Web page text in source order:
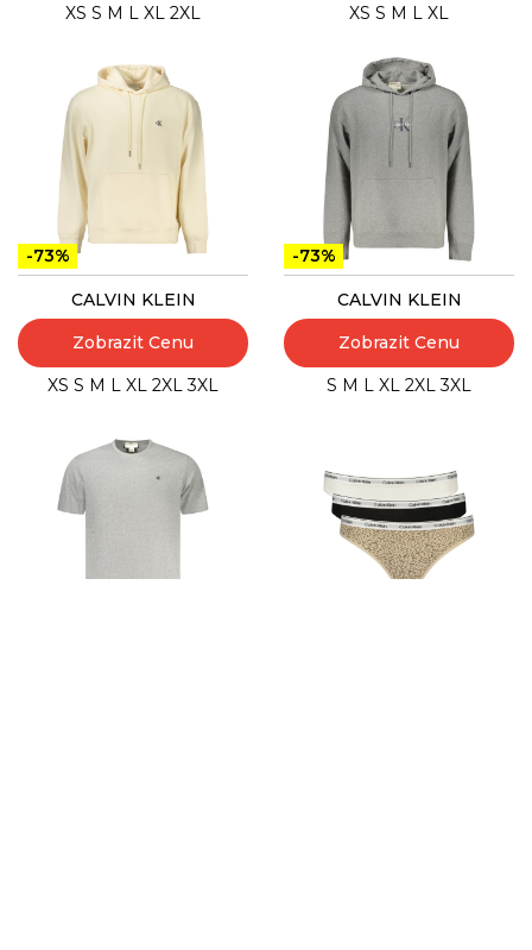
XS S M L XL 2XL
XS S M L XL
-73%
CALVIN KLEIN
Zobrazit Cenu
XS S M L XL 2XL 3XL
-73%
CALVIN KLEIN
Zobrazit Cenu
S M L XL 2XL 3XL